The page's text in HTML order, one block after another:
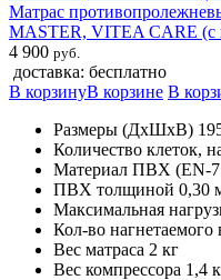
Матрас
MASTER, VITEA CARE (с
4 900 руб.
доставка: бесплатно
В корзинуВ корзине В
Размеры (ДхШхВ)
Количество клеток,
Материал ПВХ (EN-
ПВХ толщиной 0,30
Максимальная
Кол-во нагнетаемого
Вес матраса 2 кг
Вес компрессора 1,4